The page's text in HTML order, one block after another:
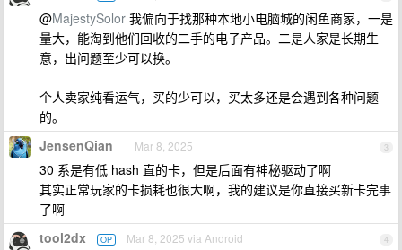
@MajestySolor 我偏向于找那种本地小电脑城的闲鱼商家，一是
量大，能淘到他们回收的二手的电子产品。二是人家是长期生
意，出问题至少可以换。
个人卖家纯看运气，买的少可以，买太多还是会遇到各种问题
的。
3
JensenQian Mar 8, 2025
30 系是有低 hash 直的卡，但是后面有神秘驱动了啊
其实正常玩家的卡损耗也很大啊，我的建议是你直接买新卡完事
了啊
4
tool2dx OP Mar 8, 2025 via Android